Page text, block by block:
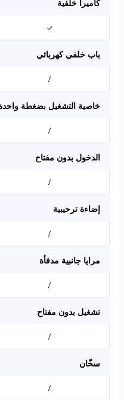
✓
باب خلفي كهربائي
/
خاصية التشغيل بضغطة
/
الدخول بدون مفتاح
/
إضاءة ترحيبية
/
مرايا جانبية مدفأة
/
تشغيل بدون مفتاح
/
سخّان
/